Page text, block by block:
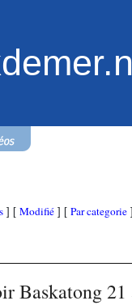
] [ Modifié ] [ Par categorie
Baskatong